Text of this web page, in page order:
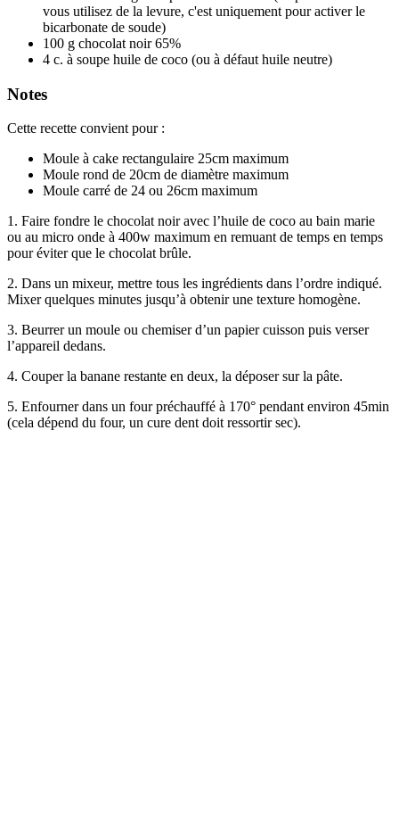
vous utilisez de la levure, c'est uniquement pour activer le
bicarbonate de soude)
100 g chocolat noir 65%
4 c. à soupe huile de coco (ou à défaut huile neutre)
Notes
Cette recette convient pour :
Moule à cake rectangulaire 25cm maximum
Moule rond de 20cm de diamètre maximum
Moule carré de 24 ou 26cm maximum
1. Faire fondre le chocolat noir avec l’huile de coco au bain marie
ou au micro onde à 400w maximum en remuant de temps en temps
pour éviter que le chocolat brûle.
2. Dans un mixeur, mettre tous les ingrédients dans l’ordre indiqué.
Mixer quelques minutes jusqu’à obtenir une texture homogène.
3. Beurrer un moule ou chemiser d’un papier cuisson puis verser
l’appareil dedans.
4. Couper la banane restante en deux, la déposer sur la pâte.
5. Enfourner dans un four préchauffé à 170° pendant environ 45min
(cela dépend du four, un cure dent doit ressortir sec).